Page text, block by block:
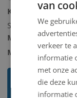
Kunstcollectie
Schilderij/tekening/
Model 2D/3D: 2D
Materiaal 2D/3D
Toon mij meer
Grommers
van
We
verkeer te
informatie
met onze
die deze
informatie